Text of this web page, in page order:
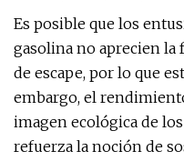
Es posible que los
gasolina no aprecien la
de escape, por lo que
embargo, el
imagen ecológica de
refuerza la noción de